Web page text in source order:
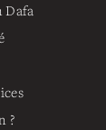
Dafa
?